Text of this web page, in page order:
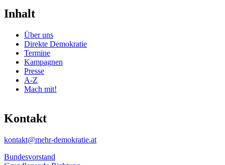
Inhalt
Über uns
Direkte Demokratie
Termine
Kampagnen
Presse
A-Z
Mach mit!
Kontakt
kontakt@mehr-demokratie.at
Bundesvorstand